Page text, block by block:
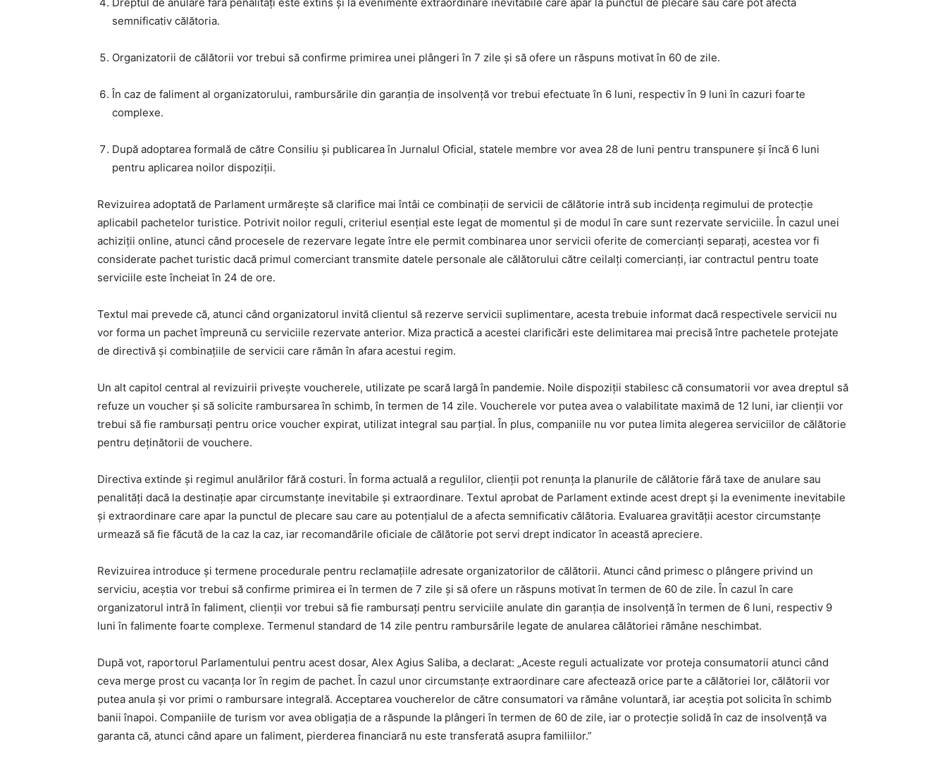
semnificativ călătoria.
Organizatorii de călătorii vor trebui să confirme primirea unei plângeri în 7 zile și să ofere un răspuns motivat în 60 de zile.
În caz de faliment al organizatorului, rambursările din garanția de insolvență vor trebui efectuate în 6 luni, respectiv în 9 luni în cazuri foarte
complexe.
După adoptarea formală de către Consiliu și publicarea în Jurnalul Oficial, statele membre vor avea 28 de luni pentru transpunere și încă 6 luni
pentru aplicarea noilor dispoziții.
Revizuirea adoptată de Parlament urmărește să clarifice mai întâi ce combinații de servicii de călătorie intră sub incidența regimului de protecție
aplicabil pachetelor turistice. Potrivit noilor reguli, criteriul esențial este legat de momentul și de modul în care sunt rezervate serviciile. În cazul unei
achiziții online, atunci când procesele de rezervare legate între ele permit combinarea unor servicii oferite de comercianți separați, acestea vor fi
considerate pachet turistic dacă primul comerciant transmite datele personale ale călătorului către ceilalți comercianți, iar contractul pentru toate
serviciile este încheiat în 24 de ore.
Textul mai prevede că, atunci când organizatorul invită clientul să rezerve servicii suplimentare, acesta trebuie informat dacă respectivele servicii nu
vor forma un pachet împreună cu serviciile rezervate anterior. Miza practică a acestei clarificări este delimitarea mai precisă între pachetele protejate
de directivă și combinațiile de servicii care rămân în afara acestui regim.
Un alt capitol central al revizuirii privește voucherele, utilizate pe scară largă în pandemie. Noile dispoziții stabilesc că consumatorii vor avea dreptul să
refuze un voucher și să solicite rambursarea în schimb, în termen de 14 zile. Voucherele vor putea avea o valabilitate maximă de 12 luni, iar clienții vor
trebui să fie rambursați pentru orice voucher expirat, utilizat integral sau parțial. În plus, companiile nu vor putea limita alegerea serviciilor de călătorie
pentru deținătorii de vouchere.
Directiva extinde și regimul anulărilor fără costuri. În forma actuală a regulilor, clienții pot renunța la planurile de călătorie fără taxe de anulare sau
penalități dacă la destinație apar circumstanțe inevitabile și extraordinare. Textul aprobat de Parlament extinde acest drept și la evenimente inevitabile
și extraordinare care apar la punctul de plecare sau care au potențialul de a afecta semnificativ călătoria. Evaluarea gravității acestor circumstanțe
urmează să fie făcută de la caz la caz, iar recomandările oficiale de călătorie pot servi drept indicator în această apreciere.
Revizuirea introduce și termene procedurale pentru reclamațiile adresate organizatorilor de călătorii. Atunci când primesc o plângere privind un
serviciu, aceștia vor trebui să confirme primirea ei în termen de 7 zile și să ofere un răspuns motivat în termen de 60 de zile. În cazul în care
organizatorul intră în faliment, clienții vor trebui să fie rambursați pentru serviciile anulate din garanția de insolvență în termen de 6 luni, respectiv 9
luni în falimente foarte complexe. Termenul standard de 14 zile pentru rambursările legate de anularea călătoriei rămâne neschimbat.
După vot, raportorul Parlamentului pentru acest dosar, Alex Agius Saliba, a declarat: „Aceste reguli actualizate vor proteja consumatorii atunci când
ceva merge prost cu vacanța lor în regim de pachet. În cazul unor circumstanțe extraordinare care afectează orice parte a călătoriei lor, călătorii vor
putea anula și vor primi o rambursare integrală. Acceptarea voucherelor de către consumatori va rămâne voluntară, iar aceștia pot solicita în schimb
banii înapoi. Companiile de turism vor avea obligația de a răspunde la plângeri în termen de 60 de zile, iar o protecție solidă în caz de insolvență va
garanta că, atunci când apare un faliment, pierderea financiară nu este transferată asupra familiilor.”